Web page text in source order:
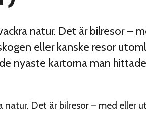
natur. Det är bilresor –
eller kanske resor
nyaste kartorna man
natur. Det är bilresor – med eller